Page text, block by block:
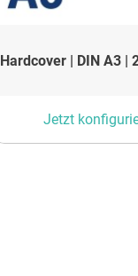
Hardcover | DIN A3 |
Jetzt